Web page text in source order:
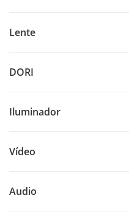
Lente
DORI
Iluminador
Vídeo
Audio